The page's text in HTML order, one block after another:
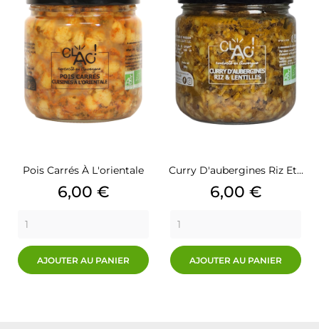
Pois Carrés À L'orientale
Prix
6,00 €
AJOUTER AU PANIER
Curry D'aubergines Riz Et...
Prix
6,00 €
AJOUTER AU PANIER